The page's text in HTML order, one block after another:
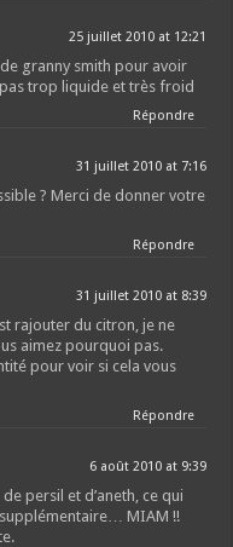
25 juillet 2010 at 12:21
granny smith pour avoir
trop liquide et très froid
Répondre
31 juillet 2010 at 7:16
? Merci de donner votre
Répondre
31 juillet 2010 at 8:39
rajouter du citron, je ne
aimez pourquoi pas.
pour voir si cela vous
Répondre
6 août 2010 at 9:39
persil et d’aneth, ce qui
MIAM !!